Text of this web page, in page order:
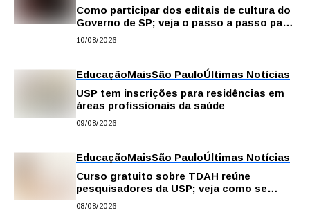
Como participar dos editais de cultura do
Governo de SP; veja o passo a passo para
fazer a inscrição
10/08/2026
EducaçãoMaisSão PauloÚltimas Notícias
USP tem inscrições para residências em
áreas profissionais da saúde
09/08/2026
EducaçãoMaisSão PauloÚltimas Notícias
Curso gratuito sobre TDAH reúne
pesquisadores da USP; veja como se
inscrever
08/08/2026